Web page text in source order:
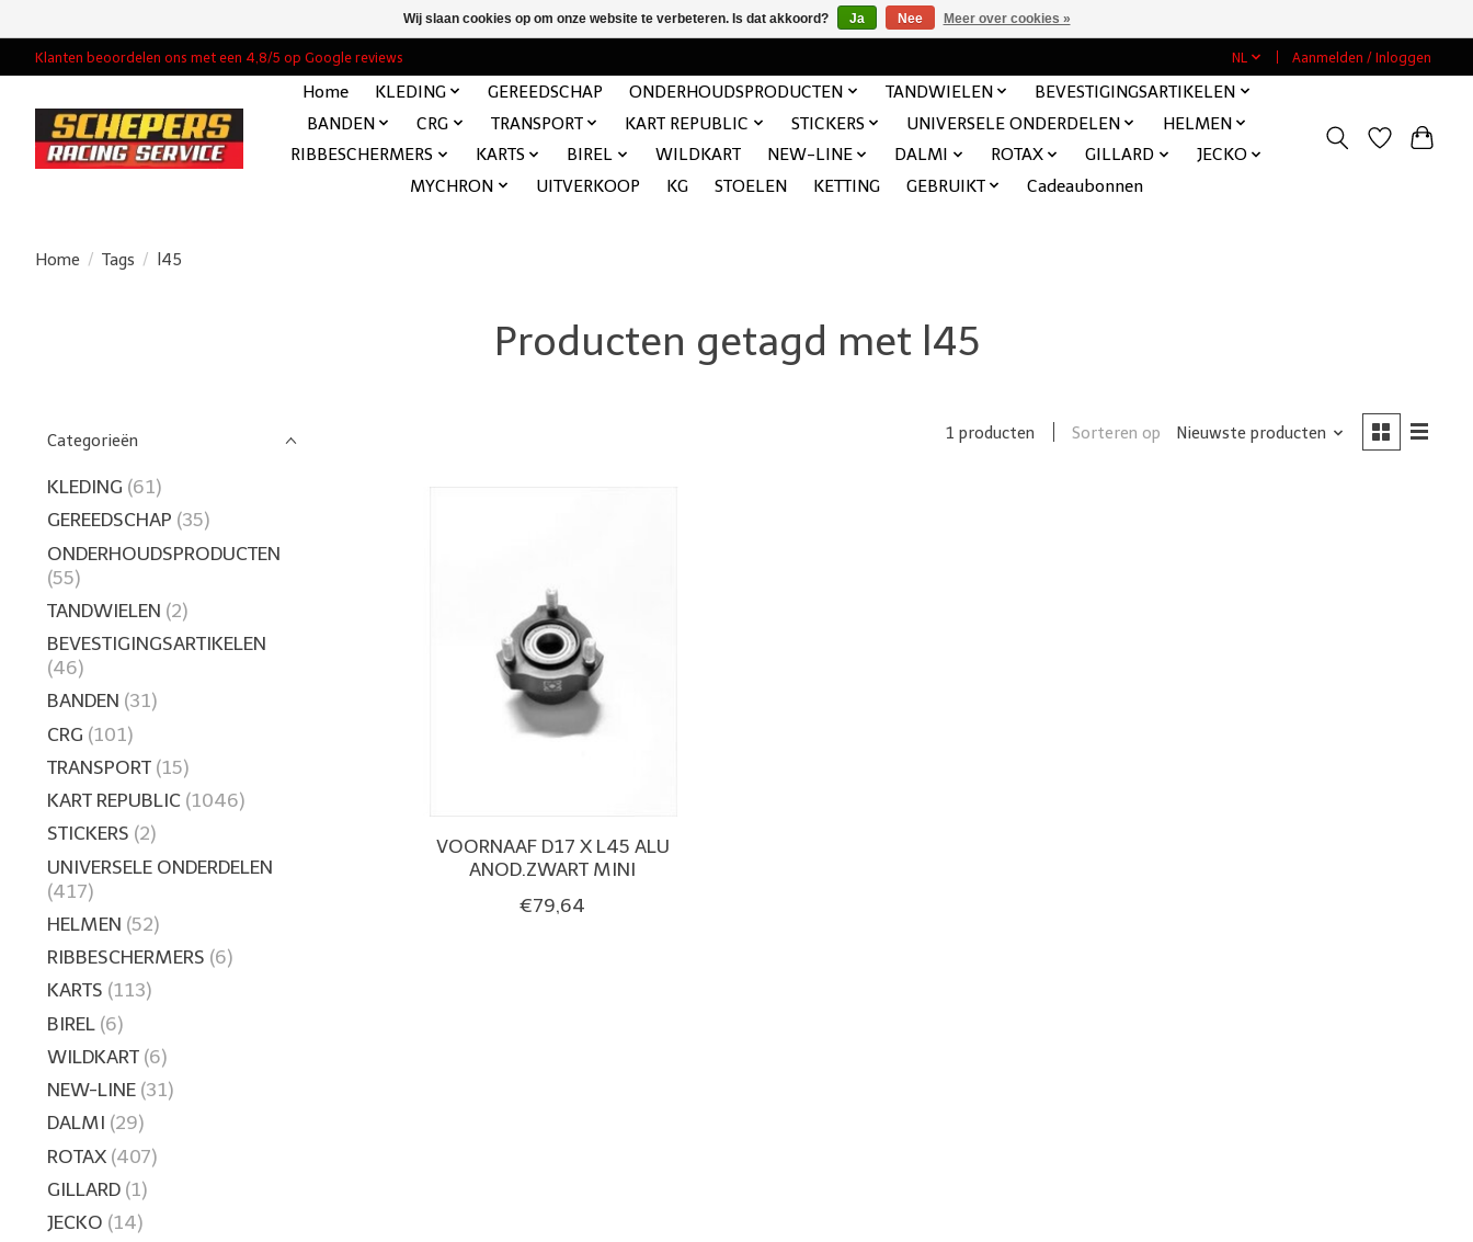
Klanten beoordelen ons met een 4,8/5 op Google reviews NL Aanmelden / Inloggen
Home KLEDING GEREEDSCHAP ONDERHOUDSPRODUCTEN TANDWIELEN
BEVESTIGINGSARTIKELEN
BANDEN
CRG TRANSPORT KART REPUBLIC STICKERS UNIVERSELE ONDERDELEN
HELMEN
RIBBESCHERMERS
KARTS BIREL WILDKART NEW-LINE DALMI ROTAX GILLARD
JECKO
MYCHRON
UITVERKOOP KG STOELEN KETTING GEBRUIKT Cadeaubonnen
Home / Tags / l45
Producten getagd met l45
Categorieën
KLEDING (61)
GEREEDSCHAP (35)
ONDERHOUDSPRODUCTEN
(55)
TANDWIELEN (2)
BEVESTIGINGSARTIKELEN
(46)
BANDEN (31)
CRG (101)
TRANSPORT (15)
KART REPUBLIC (1046)
STICKERS (2)
UNIVERSELE ONDERDELEN
(417)
HELMEN (52)
RIBBESCHERMERS (6)
KARTS (113)
BIREL (6)
WILDKART (6)
NEW-LINE (31)
DALMI (29)
ROTAX (407)
GILLARD (1)
JECKO (14)
1 producten Sorteren op Nieuwste producten
VOORNAAF D17 X L45 ALU
ANOD.ZWART MINI
€79,64
Wij slaan cookies op om onze website te verbeteren. Is dat akkoord? Ja Nee Meer over cookies »